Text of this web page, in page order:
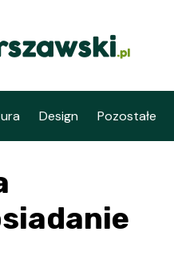
Design Pozostałe